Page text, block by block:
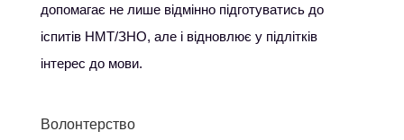
допомагає не лише відмінно підготуватись до
іспитів НМТ/ЗНО, але і відновлює у підлітків
інтерес до мови.
Волонтерство